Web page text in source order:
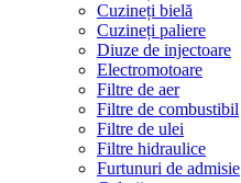
Cuzineți bielă
Cuzineți paliere
Diuze de injectoare
Electromotoare
Filtre de aer
Filtre de combustibil
Filtre de ulei
Filtre hidraulice
Furtunuri de admisie